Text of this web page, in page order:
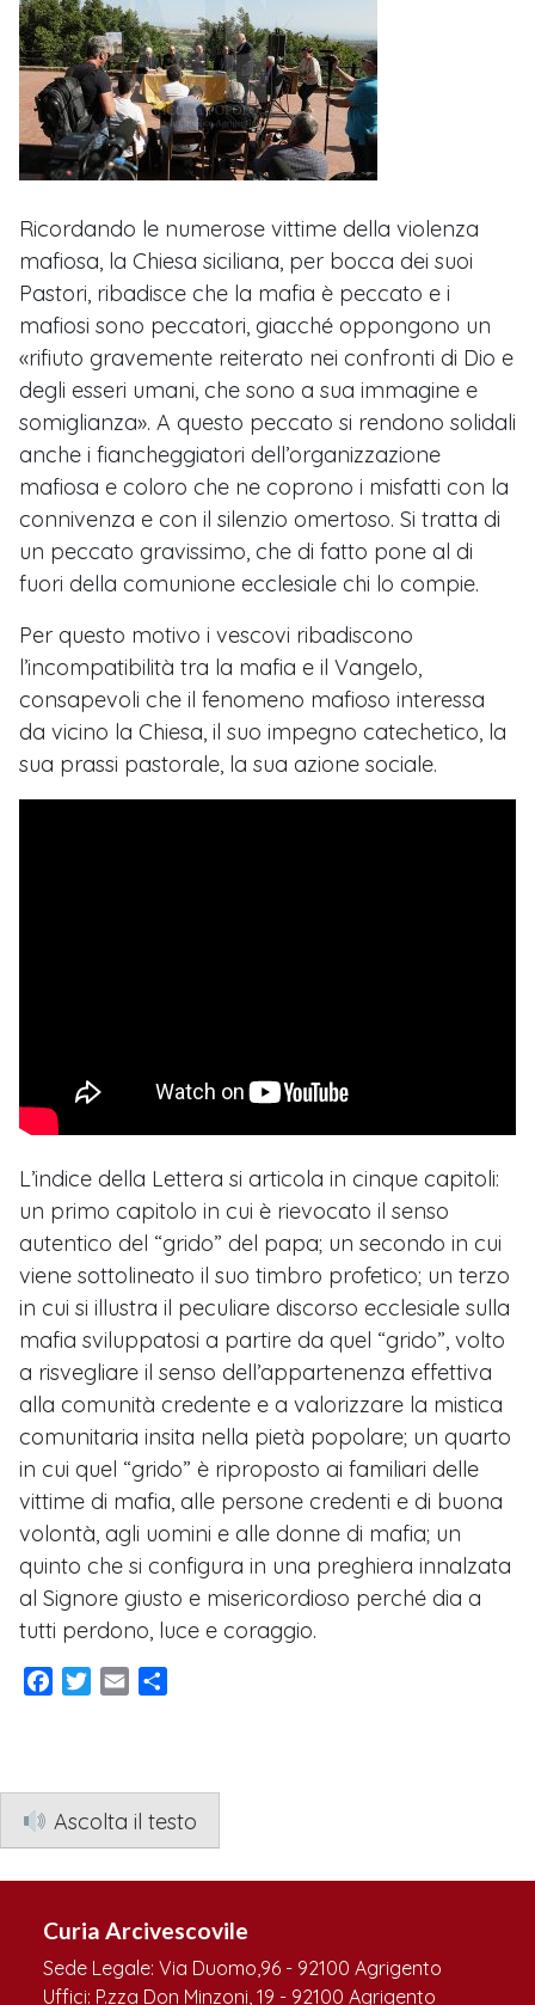
Ricordando le numerose vittime della violenza
mafiosa, la Chiesa siciliana, per bocca dei suoi
Pastori, ribadisce che la mafia è peccato e i
mafiosi sono peccatori, giacché oppongono un
«rifiuto gravemente reiterato nei confronti di Dio e
degli esseri umani, che sono a sua immagine e
somiglianza». A questo peccato si rendono solidali
anche i fiancheggiatori dell’organizzazione
mafiosa e coloro che ne coprono i misfatti con la
connivenza e con il silenzio omertoso. Si tratta di
un peccato gravissimo, che di fatto pone al di
fuori della comunione ecclesiale chi lo compie.
Per questo motivo i vescovi ribadiscono
l’incompatibilità tra la mafia e il Vangelo,
consapevoli che il fenomeno mafioso interessa
da vicino la Chiesa, il suo impegno catechetico, la
sua prassi pastorale, la sua azione sociale.
L’indice della Lettera si articola in cinque capitoli:
un primo capitolo in cui è rievocato il senso
autentico del “grido” del papa; un secondo in cui
viene sottolineato il suo timbro profetico; un terzo
in cui si illustra il peculiare discorso ecclesiale sulla
mafia sviluppatosi a partire da quel “grido”, volto
a risvegliare il senso dell’appartenenza effettiva
alla comunità credente e a valorizzare la mistica
comunitaria insita nella pietà popolare; un quarto
in cui quel “grido” è riproposto ai familiari delle
vittime di mafia, alle persone credenti e di buona
volontà, agli uomini e alle donne di mafia; un
quinto che si configura in una preghiera innalzata
al Signore giusto e misericordioso perché dia a
tutti perdono, luce e coraggio.
Facebook
TwitterEmail
Ascolta il testo
Curia Arcivescovile
Sede Legale: Via Duomo,96 - 92100 Agrigento
Uffici: P.zza Don Minzoni, 19 - 92100 Agrigento